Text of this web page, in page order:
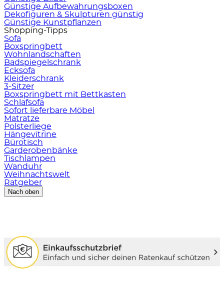
Günstige Aufbewahrungsboxen
Dekofiguren & Skulpturen günstig
Günstige Kunstpflanzen
Shopping-Tipps
Sofa
Boxspringbett
Wohnlandschaften
Badspiegelschrank
Ecksofa
Kleiderschrank
3-Sitzer
Boxspringbett mit Bettkasten
Schlafsofa
Sofort lieferbare Möbel
Matratze
Polsterliege
Hängevitrine
Bürotisch
Garderobenbänke
Tischlampen
Wanduhr
Weihnachtswelt
Ratgeber
Nach oben